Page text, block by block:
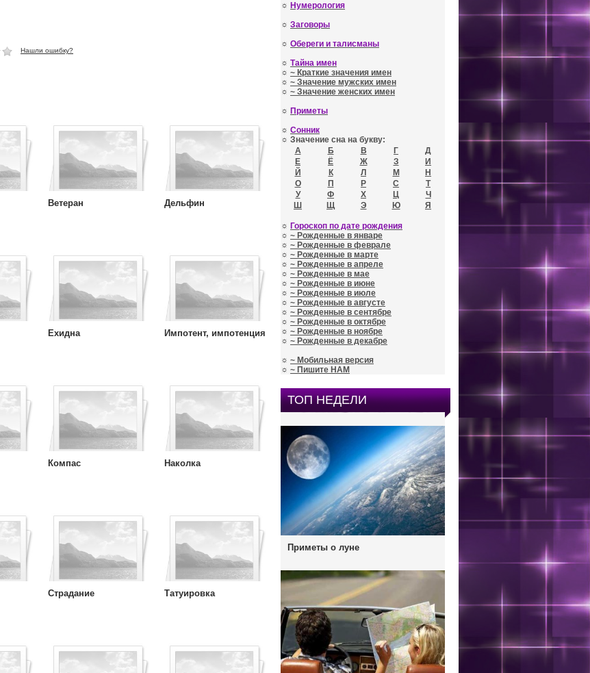
Нашли ошибку?
Ветеран Дельфин
Ехидна Импотент, импотенция
Компас Наколка
Страдание Татуировка
☼ Нумерология
☼ Заговоры
☼ Обереги и талисманы
☼ Тайна имен
☼ ~ Краткие значения имен
☼ ~ Значение мужских имен
☼ ~ Значение женских имен
☼ Приметы
☼ Сонник
☼ Значение сна на букву:
А
Б В Г
Д
Е
Ё Ж З
И
Й
К Л М
Н
О
П Р С
Т
У
Ф Х Ц
Ч
Ш
Щ Э Ю Я
☼ Гороскоп по дате рождения
☼ ~ Рожденные в январе
☼ ~ Рожденные в феврале
☼ ~ Рожденные в марте
☼ ~ Рожденные в апреле
☼ ~ Рожденные в мае
☼ ~ Рожденные в июне
☼ ~ Рожденные в июле
☼ ~ Рожденные в августе
☼ ~ Рожденные в сентябре
☼ ~ Рожденные в октябре
☼ ~ Рожденные в ноябре
☼ ~ Рожденные в декабре
☼ ~ Мобильная версия
☼ ~ Пишите НАМ
ТОП НЕДЕЛИ
Приметы о луне